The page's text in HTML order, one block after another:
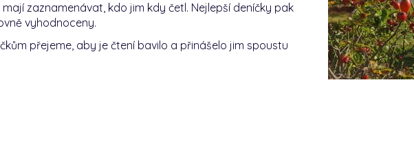
mají zaznamenávat, kdo jim kdy četl. Nejlepší deníčky pak
vyhodnoceny.
přejeme, aby je čtení bavilo a přinášelo jim spoustu